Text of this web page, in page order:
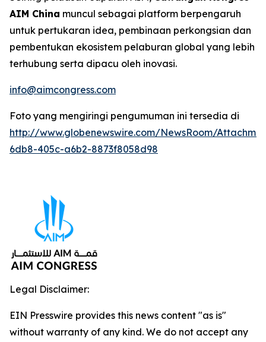
AIM China muncul sebagai platform berpengaruh
untuk pertukaran idea, pembinaan perkongsian dan
pembentukan ekosistem pelaburan global yang lebih
terhubung serta dipacu oleh inovasi.
info@aimcongress.com
Foto yang mengiringi pengumuman ini tersedia di
http://www.globenewswire.com/NewsRoom/
6db8-405c-a6b2-8873f8058d98
Legal Disclaimer:
EIN Presswire provides this news content "as is"
without warranty of any kind. We do not accept any